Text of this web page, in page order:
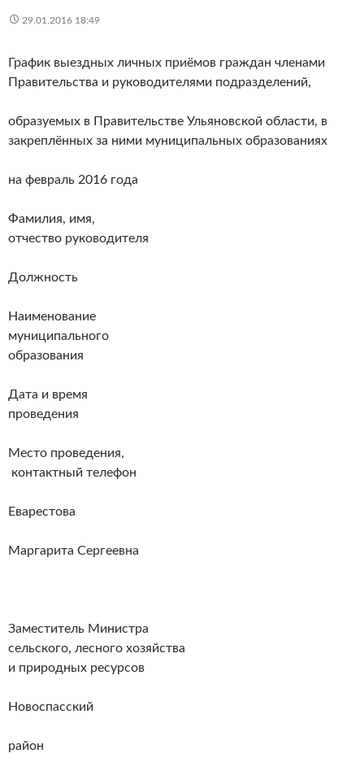
29.01.2016 18:49
График выездных личных приёмов граждан членами
Правительства и руководителями подразделений,
образуемых в Правительстве Ульяновской области, в
закреплённых за ними муниципальных образованиях
на февраль 2016 года
Фамилия, имя,
отчество руководителя
Должность
Наименование
муниципального
образования
Дата и время
проведения
Место проведения,
контактный телефон
Еварестова
Маргарита Сергеевна
Заместитель Министра
сельского, лесного хозяйства
и природных ресурсов
Новоспасский
район